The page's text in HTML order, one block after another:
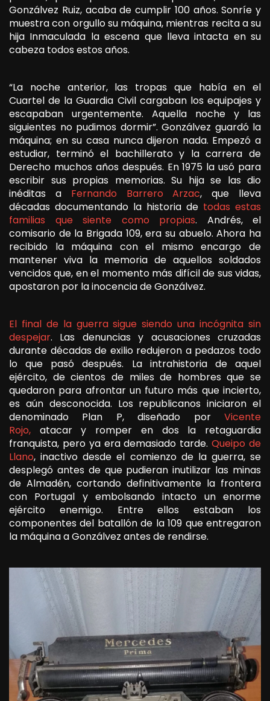
Gonzálvez Ruiz, acaba de cumplir 100 años. Sonríe y
muestra con orgullo su máquina, mientras recita a su
hija Inmaculada la escena que lleva intacta en su
cabeza todos estos años.
“La noche anterior, las tropas que había en el
Cuartel de la Guardia Civil cargaban los equipajes y
escapaban urgentemente. Aquella noche y las
siguientes no pudimos dormir”. Gonzálvez guardó la
máquina; en su casa nunca dijeron nada. Empezó a
estudiar, terminó el bachillerato y la carrera de
Derecho muchos años después. En 1975 la usó para
escribir sus propias memorias. Su hija se las dio
inéditas a Fernando Barrero Arzac, que lleva
décadas documentando la historia de todas estas
familias que siente como propias. Andrés, el
comisario de la Brigada 109, era su abuelo. Ahora ha
recibido la máquina con el mismo encargo de
mantener viva la memoria de aquellos soldados
vencidos que, en el momento más difícil de sus vidas,
apostaron por la inocencia de Gonzálvez.
El final de la guerra sigue siendo una incógnita sin
despejar. Las denuncias y acusaciones cruzadas
durante décadas de exilio redujeron a pedazos todo
lo que pasó después. La intrahistoria de aquel
ejército, de cientos de miles de hombres que se
quedaron para afrontar un futuro más que incierto,
es aún desconocida. Los republicanos iniciaron el
denominado Plan P, diseñado por Vicente
Rojo, atacar y romper en dos la retaguardia
franquista, pero ya era demasiado tarde.Queipo de
Llano, inactivo desde el comienzo de la guerra, se
desplegó antes de que pudieran inutilizar las minas
de Almadén, cortando definitivamente la frontera
con Portugal y embolsando intacto un enorme
ejército enemigo. Entre ellos estaban los
componentes del batallón de la 109 que entregaron
la máquina a Gonzálvez antes de rendirse.